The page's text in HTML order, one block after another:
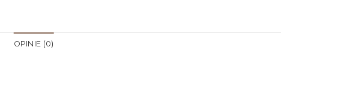
OPINIE (0)